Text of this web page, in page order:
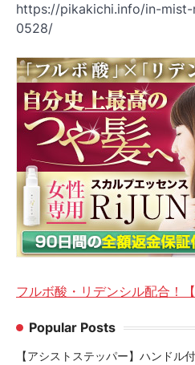
https://pikakichi.info/in-
0528/
フルボ酸・リデンシル配合！【
Popular Posts
【アシストステッパー】ハンドル